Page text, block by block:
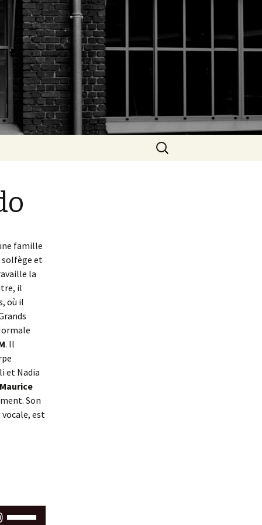
Rechercher :
famille
solfège et
la
il
où il
. Il
et Nadia
Maurice
Son
est